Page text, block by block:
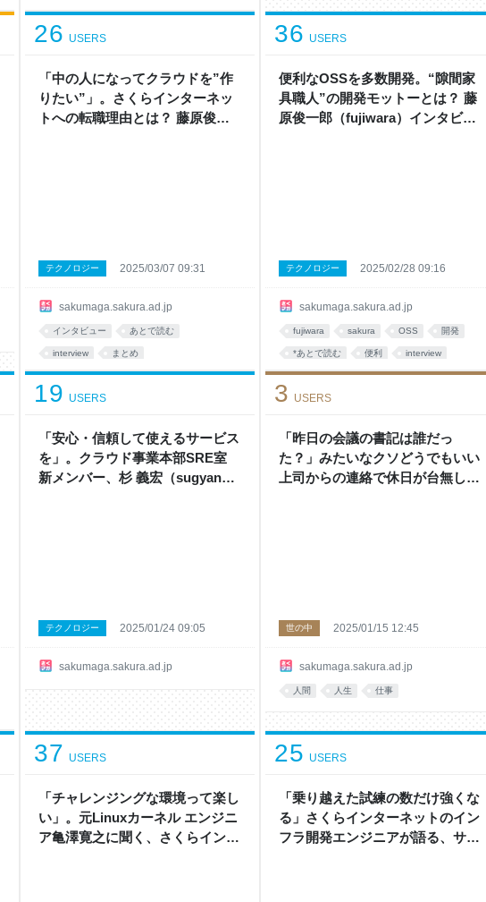
エンジニア インターネット 仕事
interview
「中の人になってクラウドを”作
りたい”」。さくらインターネッ
トへの転職理由とは？ 藤原俊一
26 USERS
sakumaga.sakura.ad.jp
テクノロジー 2025/03/07 09:31
インタビュー あとで読む
interview まとめ
便利なOSSを多数開発。“隙間家
具職人”の開発モットーとは？ 藤
原俊一郎（fujiwara）インタビュ
36 USERS
sakumaga.sakura.ad.jp
テクノロジー 2025/02/28 09:16
fujiwara sakura OSS 開発
*あとで読む 便利 interview
ツール web
「安心・信頼して使えるサービス
を」。クラウド事業本部SRE室
新メンバー、杉 義宏（sugyan）
19 USERS
sakumaga.sakura.ad.jp
テクノロジー 2025/01/24 09:05
「昨日の会議の書記は誰だっ
た？」みたいなクソどうでもいい
上司からの連絡で休日が台無しに
3 USERS
sakumaga.sakura.ad.jp
世の中 2025/01/15 12:45
人間 人生 仕事
「チャレンジングな環境って楽し
い」。元Linuxカーネル エンジニ
ア亀澤寛之に聞く、さくらインタ
37 USERS
「乗り越えた試練の数だけ強くな
る」さくらインターネットのイン
フラ開発エンジニアが語る、サー
25 USERS